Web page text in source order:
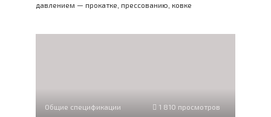
давлением — прокатке, прессованию, ковке
Общие спецификации 1 810 просмотров